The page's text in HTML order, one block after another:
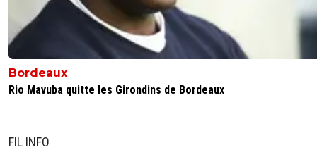
Bordeaux
Rio Mavuba quitte les Girondins de Bordeaux
FIL INFO